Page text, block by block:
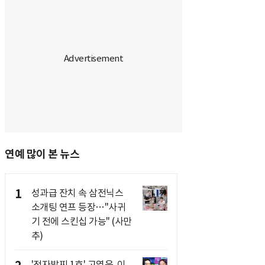
연예 많이 본 뉴스
1
성과급 잔치 속 삼전닉스
소개팅 연프 등장…"사귀
기 전에 스킨십 가능" (사만
추)